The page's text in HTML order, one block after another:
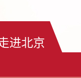
进北京